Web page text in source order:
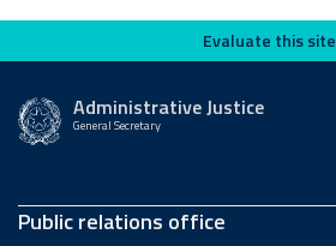
Evaluate this siteEvaluate this site
Administrative Justice
General Secretary
Public relations office